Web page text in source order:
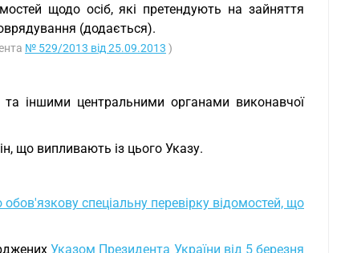
щодо осіб, які претендують на зайняття
(додається).
№ 529/2013 від 25.09.2013 )
та іншими центральними органами виконавчої
що випливають із цього Указу.
спеціальну перевірку відомостей, що
Указом Президента України від 5 березня